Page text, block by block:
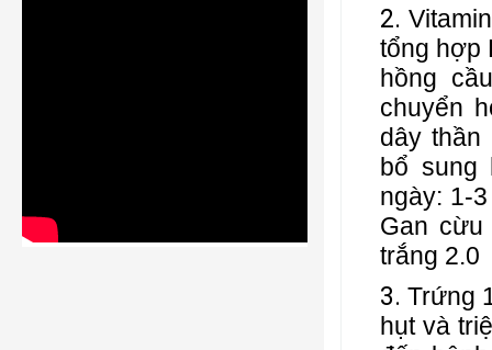
tổng hợp
hồng
chuyển
dây thần
bổ sung
ngày: 1-
Gan
trắng 2.0
Trứng
hụt và